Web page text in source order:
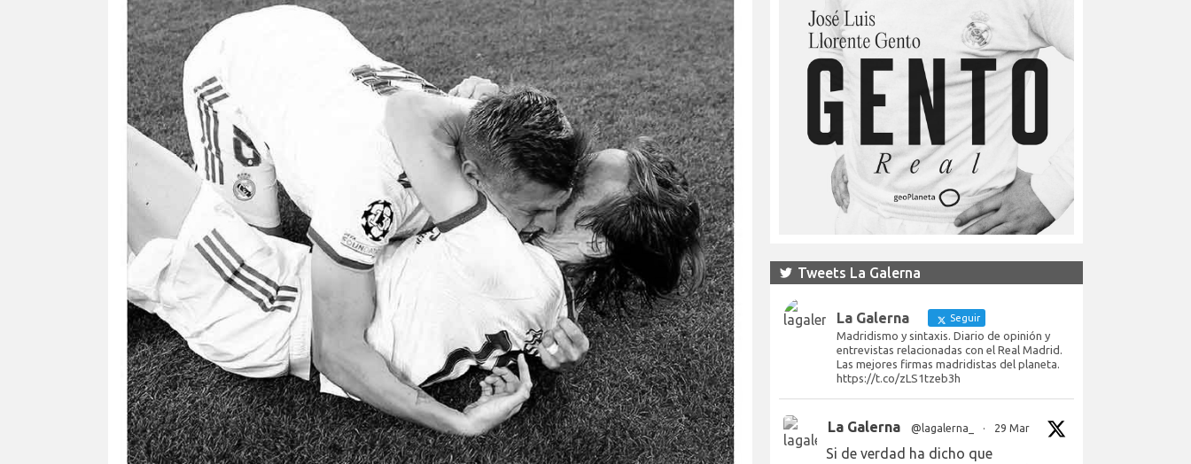
Tweets La Galerna
La Galerna Seguir
Madridismo y sintaxis. Diario de opinión y
entrevistas relacionadas con el Real Madrid.
Las mejores firmas madridistas del planeta.
https://t.co/zLS1tzeb3h
La Galerna @lagalerna_ · 29 Mar
Si de verdad ha dicho que